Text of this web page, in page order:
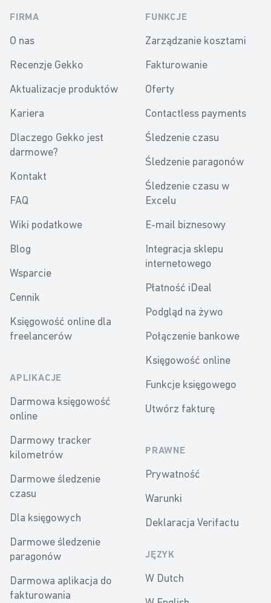
FIRMA
O nas
Recenzje Gekko
Aktualizacje produktów
Kariera
Dlaczego Gekko jest
darmowe?
Kontakt
FAQ
Wiki podatkowe
Blog
Wsparcie
Cennik
Księgowość online dla
freelancerów
APLIKACJE
Darmowa księgowość
online
Darmowy tracker
kilometrów
Darmowe śledzenie
czasu
Dla księgowych
Darmowe śledzenie
paragonów
Darmowa aplikacja do
fakturowania
FUNKCJE
Zarządzanie kosztami
Fakturowanie
Oferty
Contactless payments
Śledzenie czasu
Śledzenie paragonów
Śledzenie czasu w
Excelu
E-mail biznesowy
Integracja sklepu
internetowego
Płatność iDeal
Podgląd na żywo
Połączenie bankowe
Księgowość online
Funkcje księgowego
Utwórz fakturę
PRAWNE
Prywatność
Warunki
Deklaracja Verifactu
JĘZYK
W Dutch